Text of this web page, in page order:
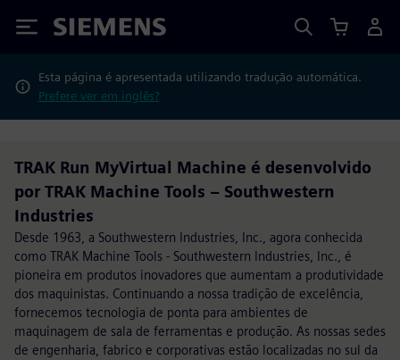
Siemens
Esta página é apresentada utilizando tradução automática.
Prefere ver em inglês?
TRAK Run MyVirtual Machine é desenvolvido
por TRAK Machine Tools – Southwestern
Industries
Desde 1963, a Southwestern Industries, Inc., agora conhecida
como TRAK Machine Tools - Southwestern Industries, Inc., é
pioneira em produtos inovadores que aumentam a produtividade
dos maquinistas. Continuando a nossa tradição de excelência,
fornecemos tecnologia de ponta para ambientes de
maquinagem de sala de ferramentas e produção. As nossas sedes
de engenharia, fabrico e corporativas estão localizadas no sul da